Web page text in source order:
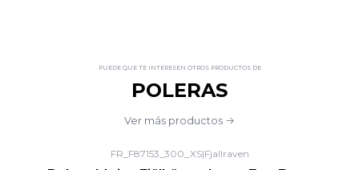
PUEDE QUE TE INTERESEN OTROS PRODUCTOS DE
POLERAS
Ver más productos
FR_F87153_300_XS|Fjallraven